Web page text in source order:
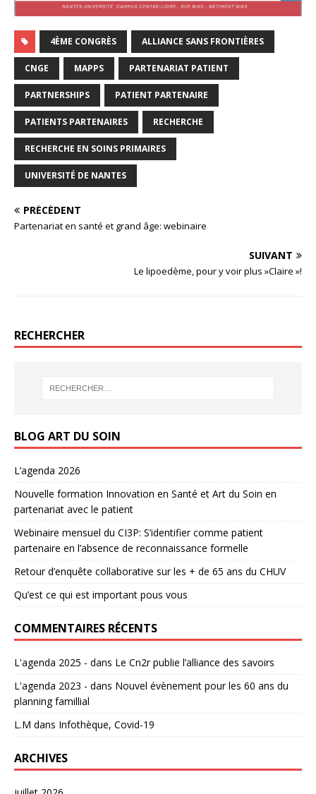
4ÈME CONGRÈS ALLIANCE SANS FRONTIÈRES
CNGE MAPPS PARTENARIAT PATIENT
PARTNERSHIPS PATIENT PARTENAIRE
PATIENTS PARTENAIRES RECHERCHE
RECHERCHE EN SOINS PRIMAIRES
UNIVERSITÉ DE NANTES
PRÉCÉDENT
Partenariat en santé et grand âge: webinaire
SUIVANT
Le lipoedème, pour y voir plus »Claire »!
RECHERCHER
BLOG ART DU SOIN
L’agenda 2026
Nouvelle formation Innovation en Santé et Art du Soin en
partenariat avec le patient
Webinaire mensuel du CI3P: S’identifier comme patient
partenaire en l’absence de reconnaissance formelle
Retour d’enquête collaborative sur les + de 65 ans du CHUV
Qu’est ce qui est important pous vous
COMMENTAIRES RÉCENTS
L'agenda 2025 - dans Le Cn2r publie l’alliance des savoirs
L'agenda 2023 - dans Nouvel évènement pour les 60 ans du
planning famillial
L.M dans Infothèque, Covid-19
ARCHIVES